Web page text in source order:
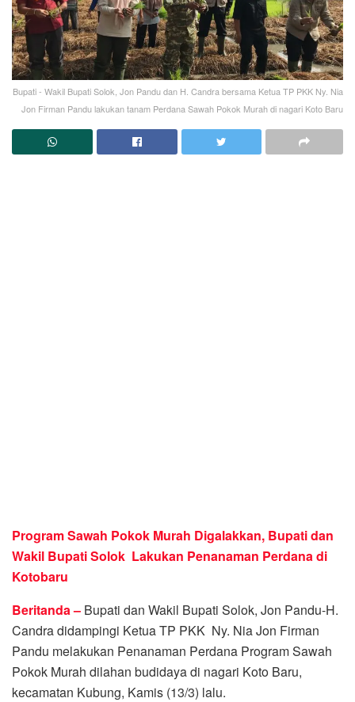
Bupati - Wakil Bupati Solok, Jon Pandu dan H. Candra bersama Ketua TP PKK Ny. Nia
Jon Firman Pandu lakukan tanam Perdana Sawah Pokok Murah di nagari Koto Baru
Program Sawah Pokok Murah Digalakkan, Bupati dan
Wakil Bupati Solok Lakukan Penanaman Perdana di
Kotobaru
Beritanda – Bupati dan Wakil Bupati Solok, Jon Pandu-H.
Candra didampingi Ketua TP PKK Ny. Nia Jon Firman
Pandu melakukan Penanaman Perdana Program Sawah
Pokok Murah dilahan budidaya di nagari Koto Baru,
kecamatan Kubung, Kamis (13/3) lalu.